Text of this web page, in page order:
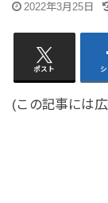
2022年3月25日
ポスト
(この記事には